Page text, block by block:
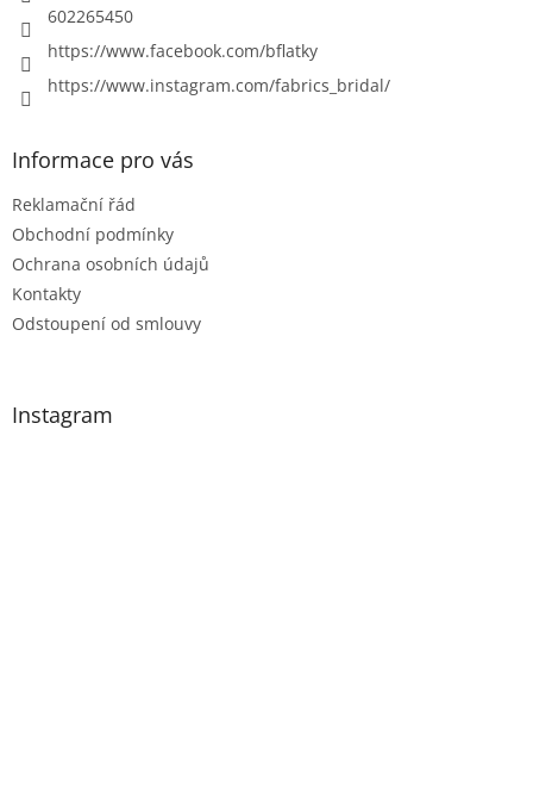
602265450
https://www.facebook.com/bflatky
https://www.instagram.com/fabrics_bridal/
Informace pro vás
Reklamační řád
Obchodní podmínky
Ochrana osobních údajů
Kontakty
Odstoupení od smlouvy
Instagram